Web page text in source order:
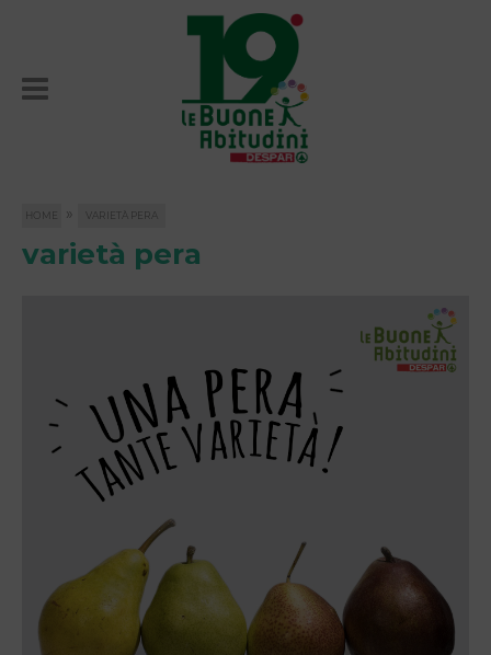
HOME » VARIETÀ PERA
varietà pera